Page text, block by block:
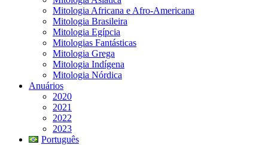
Mitologia Africana e Afro-Americana
Mitologia Brasileira
Mitologia Egípcia
Mitologias Fantásticas
Mitologia Grega
Mitologia Indígena
Mitologia Nórdica
Anuários
2020
2021
2022
2023
Português